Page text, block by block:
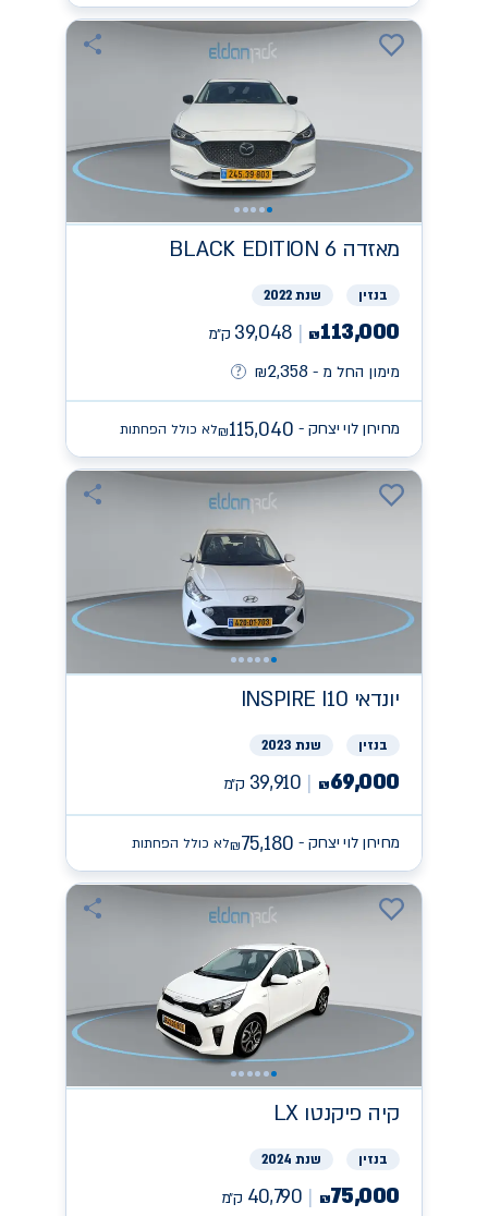
מאזדה BLACK EDITION 6
בנזין שנת 2022
₪113,000
39,048 ק״מ
מימון החל מ -
₪2,358
מחירון לוי יצחק - ₪115,040 לא כולל הפחתות
יונדאי INSPIRE I10
בנזין שנת 2023
₪69,000
39,910 ק״מ
מחירון לוי יצחק - ₪75,180 לא כולל הפחתות
קיה פיקנטו LX
בנזין שנת 2024
₪75,000
40,790 ק״מ